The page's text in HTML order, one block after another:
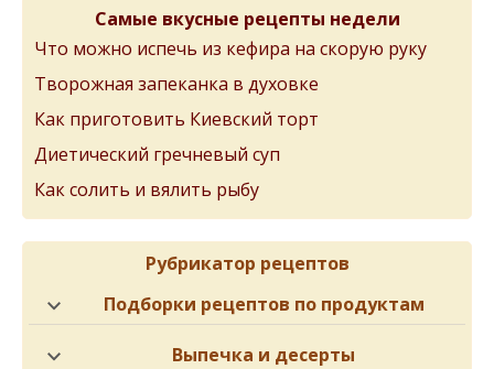
Самые вкусные рецепты недели
Что можно испечь из кефира на скорую руку
Творожная запеканка в духовке
Как приготовить Киевский торт
Диетический гречневый суп
Как солить и вялить рыбу
Рубрикатор рецептов
Подборки рецептов по продуктам
Выпечка и десерты